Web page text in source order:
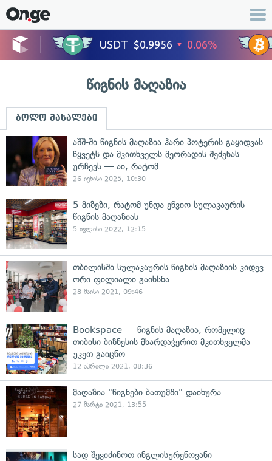
წიგნის მაღაზია
ბოლო მასალები
აშშ-ში წიგნის მაღაზია ჰარი პოტერის გაყიდვას
წყვეტს და მკითხველს მეორადის შეძენას
ურჩევს — აი, რატომ
26 ივნისი 2025, 10:30
5 მიზეზი, რატომ უნდა ეწვიო სულაკაურის
წიგნის მაღაზიას
5 ივლისი 2022, 12:15
თბილისში სულაკაურის წიგნის მაღაზიის კიდევ
ორი ფილიალი გაიხსნა
28 მაისი 2021, 09:46
Bookspace — წიგნის მაღაზია, რომელიც
თიბისი ბიზნესის მხარდაჭერით მკითხველმა
უკეთ გაიცნო
12 აპრილი 2021, 08:36
მაღაზია "წიგნები ბათუმში" დაიხურა
27 მარტი 2021, 13:55
სად შევიძინოთ ინგლისურენოვანი